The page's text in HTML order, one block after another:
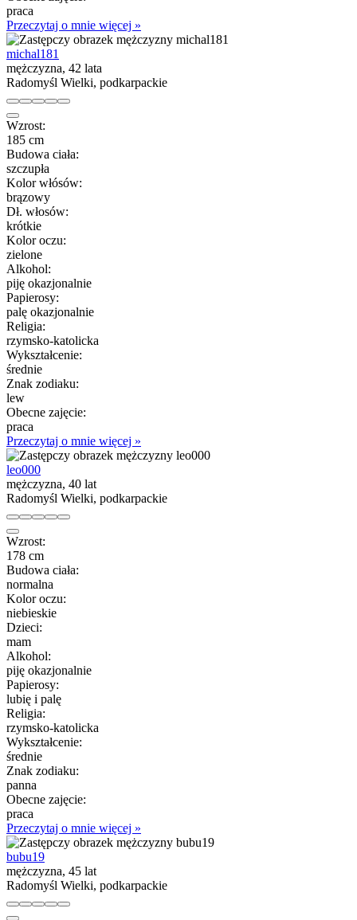
praca
Przeczytaj o mnie więcej »
michal181
mężczyzna, 42 lata
Radomyśl Wielki, podkarpackie
Wzrost:
185 cm
Budowa ciała:
szczupła
Kolor włósów:
brązowy
Dł. włosów:
krótkie
Kolor oczu:
zielone
Alkohol:
piję okazjonalnie
Papierosy:
palę okazjonalnie
Religia:
rzymsko-katolicka
Wykształcenie:
średnie
Znak zodiaku:
lew
Obecne zajęcie:
praca
Przeczytaj o mnie więcej »
leo000
mężczyzna, 40 lat
Radomyśl Wielki, podkarpackie
Wzrost:
178 cm
Budowa ciała:
normalna
Kolor oczu:
niebieskie
Dzieci:
mam
Alkohol:
piję okazjonalnie
Papierosy:
lubię i palę
Religia:
rzymsko-katolicka
Wykształcenie:
średnie
Znak zodiaku:
panna
Obecne zajęcie:
praca
Przeczytaj o mnie więcej »
bubu19
mężczyzna, 45 lat
Radomyśl Wielki, podkarpackie